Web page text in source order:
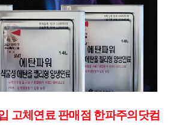
고체연료 판매점 한파주의닷컴